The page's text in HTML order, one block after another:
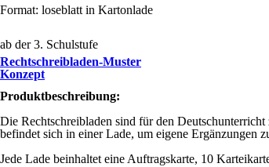
Format: loseblatt in Kartonlade
ab der 3. Schulstufe
Rechtschreibladen-Muster
Konzept
Produktbeschreibung:
Die Rechtschreibladen sind für den
befindet sich in einer Lade, um eigene Ergänzungen
Jede Lade beinhaltet eine Auftragskarte, 10